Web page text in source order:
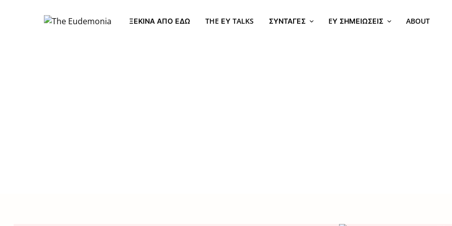
ΞΕΚΊΝΑ ΑΠΌ ΕΔΏ THE ΕΥ TALKS ΣΥΝΤΑΓΈΣ EΥ ΣΗΜΕΙΏΣΕΙΣ ABOUT